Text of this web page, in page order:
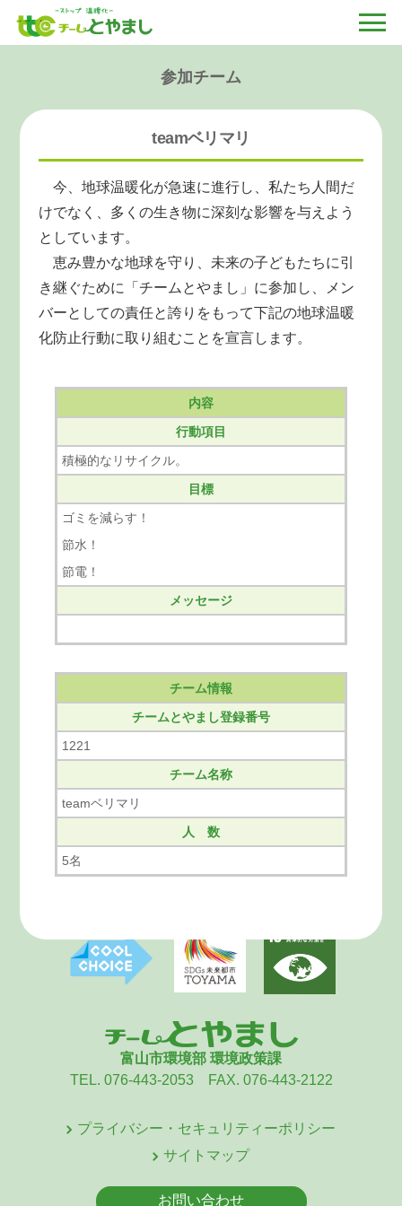
参加チーム
teamベリマリ
今、地球温暖化が急速に進行し、私たち人間だ
けでなく、多くの生き物に深刻な影響を与えよう
としています。
恵み豊かな地球を守り、未来の子どもたちに引
き継ぐために「チームとやまし」に参加し、メン
バーとしての責任と誇りをもって下記の地球温暖
化防止行動に取り組むことを宣言します。
内容
行動項目
積極的なリサイクル。
目標
ゴミを減らす！
節水！
節電！
メッセージ
チーム情報
チームとやまし登録番号
1221
チーム名称
teamベリマリ
人 数
5名
富山市環境部 環境政策課
TEL. 076-443-2053 FAX. 076-443-2122
プライバシー・セキュリティーポリシー
サイトマップ
お問い合わせ